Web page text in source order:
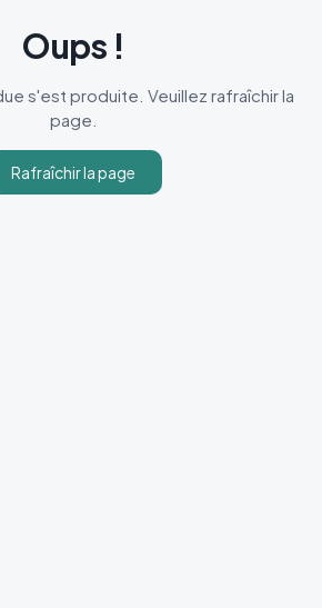
Oups !
s'est produite. Veuillez rafraîchir la
page.
Rafraîchir la page